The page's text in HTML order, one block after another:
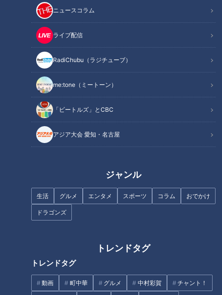
ニュースコラム
ライブ配信
RadiChubu（ラジチューブ）
me:tone（ミートーン）
「ビートルズ」とCBC
アジア大会 愛知・名古屋
ジャンル
生活 グルメ エンタメ スポーツ コラム おでかけ
ドラゴンズ
トレンドタグ
トレンドタグ
動画 町中華 グルメ 中村彩賀 チャント！
伝えします！
この記事の画像を見る
この記事を見たあなたへのおすすめ
【仕事の日】柳沢アナが自撮り
チャンネルのご視聴ありがとう
田悠輔】あと10分、生でしゃべ